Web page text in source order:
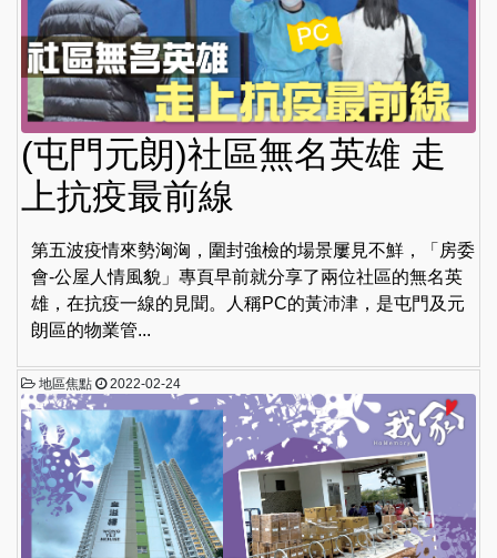
(屯門元朗)社區無名英雄 走
上抗疫最前線
第五波疫情來勢洶洶，圍封強檢的場景屢見不鮮，「房委
會-公屋人情風貌」專頁早前就分享了兩位社區的無名英
雄，在抗疫一線的見聞。人稱PC的黃沛津，是屯門及元
朗區的物業管...
地區焦點 2022-02-24